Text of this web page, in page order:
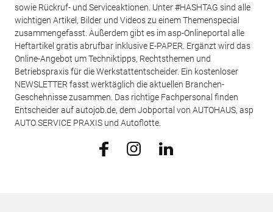
sowie Rückruf- und Serviceaktionen. Unter #HASHTAG sind alle
wichtigen Artikel, Bilder und Videos zu einem Themenspecial
zusammengefasst. Außerdem gibt es im asp-Onlineportal alle
Heftartikel gratis abrufbar inklusive E-PAPER. Ergänzt wird das
Online-Angebot um Techniktipps, Rechtsthemen und
Betriebspraxis für die Werkstattentscheider. Ein kostenloser
NEWSLETTER fasst werktäglich die aktuellen Branchen-
Geschehnisse zusammen. Das richtige Fachpersonal finden
Entscheider auf autojob.de, dem Jobportal von AUTOHAUS, asp
AUTO SERVICE PRAXIS und Autoflotte.